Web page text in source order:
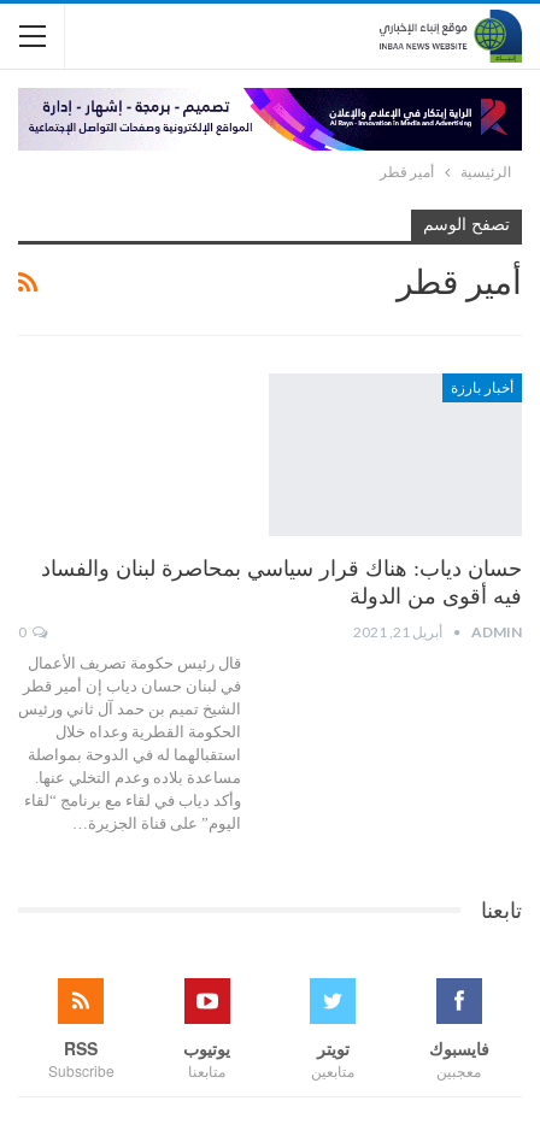
الرئيسية أمير قطر
تصفح الوسم
أمير قطر
أخبار بارزة
حسان دياب: هناك قرار سياسي بمحاصرة لبنان والفساد
فيه أقوى من الدولة
ADMIN أبريل 21, 2021
قال رئيس حكومة تصريف الأعمال
في لبنان حسان دياب إن أمير قطر
الشيخ تميم بن حمد آل ثاني ورئيس
الحكومة القطرية وعداه خلال
استقبالهما له في الدوحة بمواصلة
مساعدة بلاده وعدم التخلي عنها.
وأكد دياب في لقاء مع برنامج “لقاء
اليوم” على قناة الجزيرة…
تابعنا
فايسبوك
معجبين
تويتر
متابعين
يوتيوب
متابعنا
RSS
Subscribe